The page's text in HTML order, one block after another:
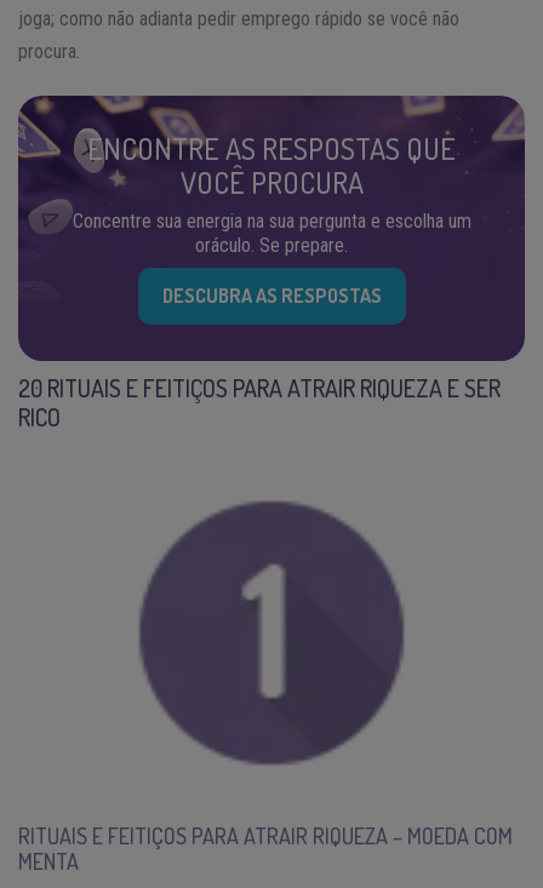
joga; como não adianta pedir emprego rápido se você não
procura.
ENCONTRE AS RESPOSTAS QUE
VOCÊ PROCURA
Concentre sua energia na sua pergunta e escolha um
oráculo. Se prepare.
DESCUBRA AS RESPOSTAS
20 RITUAIS E FEITIÇOS PARA ATRAIR RIQUEZA E SER
RICO
RITUAIS E FEITIÇOS PARA ATRAIR RIQUEZA – MOEDA COM
MENTA